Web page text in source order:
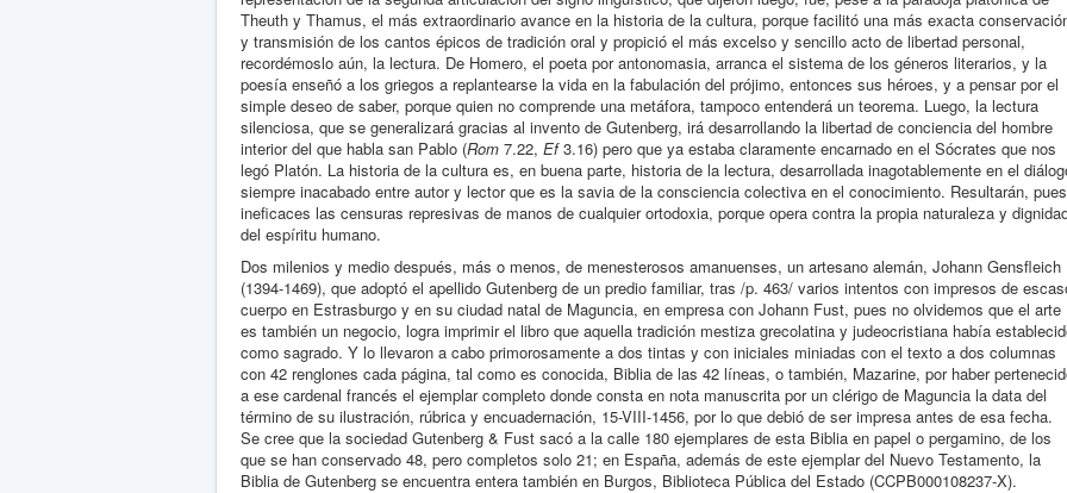
Theuth y Thamus, el más extraordinario avance en la historia de la cultura, porque facilitó una más exacta
y transmisión de los cantos épicos de tradición oral y propició el más excelso y sencillo acto de libertad personal,
recordémoslo aún, la lectura. De Homero, el poeta por antonomasia, arranca el sistema de los géneros literarios, y la
poesía enseñó a los griegos a replantearse la vida en la fabulación del prójimo, entonces sus héroes, y a pensar por el
simple deseo de saber, porque quien no comprende una metáfora, tampoco entenderá un teorema. Luego, la lectura
silenciosa, que se generalizará gracias al invento de Gutenberg, irá desarrollando la libertad de conciencia del hombre
interior del que habla san Pablo (Rom 7.22, Ef3.16) pero que ya estaba claramente encarnado en el Sócrates que nos
legó Platón. La historia de la cultura es, en buena parte, historia de la lectura, desarrollada inagotablemente en el
siempre inacabado entre autor y lector que es la savia de la consciencia colectiva en el conocimiento. Resultarán,
ineficaces las censuras represivas de manos de cualquier ortodoxia, porque opera contra la propia naturaleza y
del espíritu humano.
Dos milenios y medio después, más o menos, de menesterosos amanuenses, un artesano alemán, Johann Gensfleich
(1394-1469), que adoptó el apellido Gutenberg de un predio familiar, tras /p. 463/ varios intentos con impresos de
cuerpo en Estrasburgo y en su ciudad natal de Maguncia, en empresa con Johann Fust, pues no olvidemos que el arte
es también un negocio, logra imprimir el libro que aquella tradición mestiza grecolatina y judeocristiana había
como sagrado. Y lo llevaron a cabo primorosamente a dos tintas y con iniciales miniadas con el texto a dos columnas
con 42 renglones cada página, tal como es conocida, Biblia de las 42 líneas, o también, Mazarine, por haber
a ese cardenal francés el ejemplar completo donde consta en nota manuscrita por un clérigo de Maguncia la data del
término de su ilustración, rúbrica y encuadernación, 15-VIII-1456, por lo que debió de ser impresa antes de esa fecha.
Se cree que la sociedad Gutenberg & Fust sacó a la calle 180 ejemplares de esta Biblia en papel o pergamino, de los
que se han conservado 48, pero completos solo 21; en España, además de este ejemplar del Nuevo Testamento, la
Biblia de Gutenberg se encuentra entera también en Burgos, Biblioteca Pública del Estado (CCPB000108237-X).